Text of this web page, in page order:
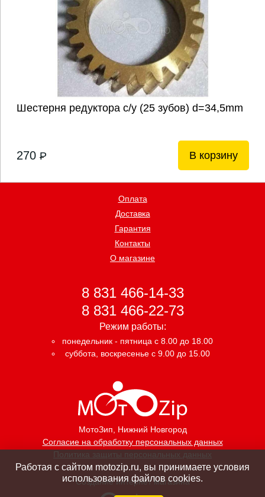
Шестерня редуктора с/у (25 зубов) d=34,5mm
270 P В корзину
МотоЗип, Нижний Новгород
Согласие на обработку персональных данных
Политика защиты персональных данных
Оплата
Доставка
Гарантия
Контакты
О магазине
8 831 466-14-33
8 831 466-22-73
Режим работы:
понедельник - пятница с 8.00 до 18.00
суббота, воскресенье с 9.00 до 15.00
Создание интернет магазина
Работая с сайтом motozip.ru, вы принимаете условия
использования файлов cookies.